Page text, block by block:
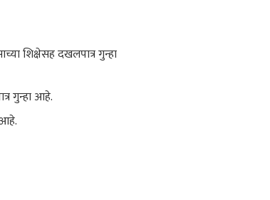
शिक्षेसह दखलपात्र गुन्हा
गुन्हा आहे.